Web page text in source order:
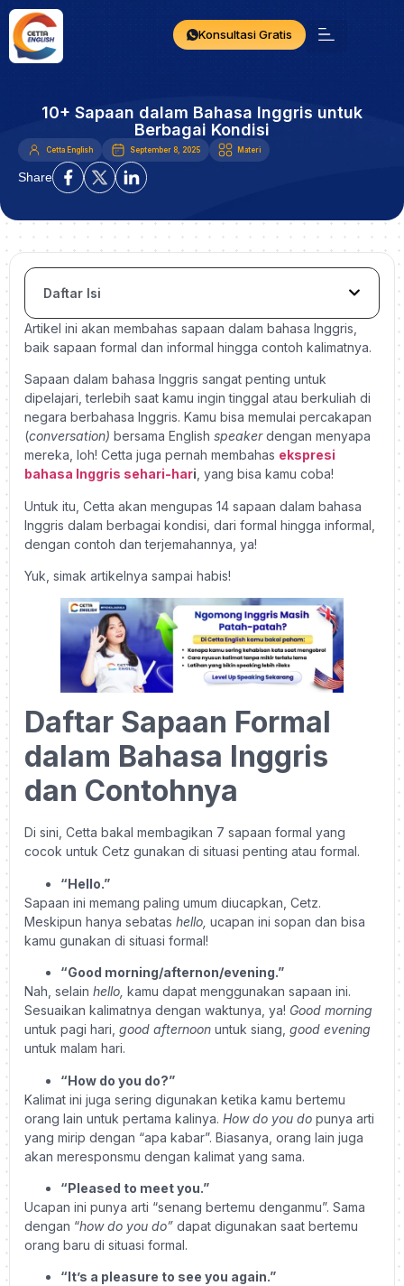
Konsultasi Gratis
10+ Sapaan dalam Bahasa Inggris untuk
Berbagai Kondisi
Cetta English September 8, 2025 Materi
Share
Daftar Isi
Artikel ini akan membahas sapaan dalam bahasa Inggris,
baik sapaan formal dan informal hingga contoh kalimatnya.
Sapaan dalam bahasa Inggris sangat penting untuk
dipelajari, terlebih saat kamu ingin tinggal atau berkuliah di
negara berbahasa Inggris. Kamu bisa memulai percakapan
(conversation) bersama English speakerdengan menyapa
mereka, loh! Cetta juga pernah membahas ekspresi
bahasa Inggris sehari-hari , yang bisa kamu coba!
Untuk itu, Cetta akan mengupas 14 sapaan dalam bahasa
Inggris dalam berbagai kondisi, dari formal hingga informal,
dengan contoh dan terjemahannya, ya!
Yuk, simak artikelnya sampai habis!
Daftar Sapaan Formal
dalam Bahasa Inggris
dan Contohnya
Di sini, Cetta bakal membagikan 7 sapaan formal yang
cocok untuk Cetz gunakan di situasi penting atau formal.
“Hello.”
Sapaan ini memang paling umum diucapkan, Cetz.
Meskipun hanya sebatas hello, ucapan ini sopan dan bisa
kamu gunakan di situasi formal!
“Good morning/afternon/evening.”
Nah, selain hello, kamu dapat menggunakan sapaan ini.
Sesuaikan kalimatnya dengan waktunya, ya! Good morning
untuk pagi hari, good afternoon untuk siang, good evening
untuk malam hari.
“How do you do?”
Kalimat ini juga sering digunakan ketika kamu bertemu
orang lain untuk pertama kalinya. How do you do punya arti
yang mirip dengan “apa kabar”. Biasanya, orang lain juga
akan meresponsmu dengan kalimat yang sama.
“Pleased to meet you.”
Ucapan ini punya arti “senang bertemu denganmu”. Sama
dengan “how do you do” dapat digunakan saat bertemu
orang baru di situasi formal.
“It’s a pleasure to see you again.”